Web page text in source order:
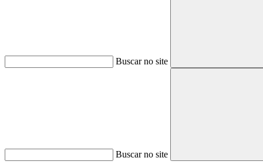
Buscar no site
Buscar no site